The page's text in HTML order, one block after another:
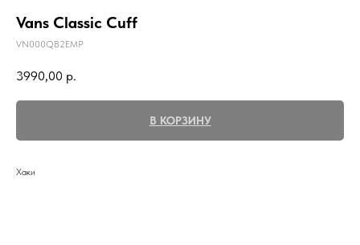
Vans Classic Cuff
VN000QB2EMP
3990,00 р.
В КОРЗИНУ
Хаки